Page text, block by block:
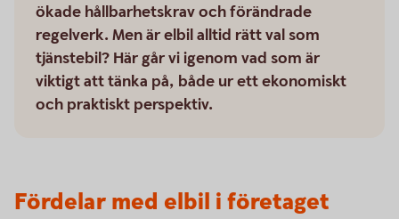
ökade hållbarhetskrav och förändrade
regelverk. Men är elbil alltid rätt val som
tjänstebil? Här går vi igenom vad som är
viktigt att tänka på, både ur ett ekonomiskt
och praktiskt perspektiv.
Fördelar med elbil i företaget